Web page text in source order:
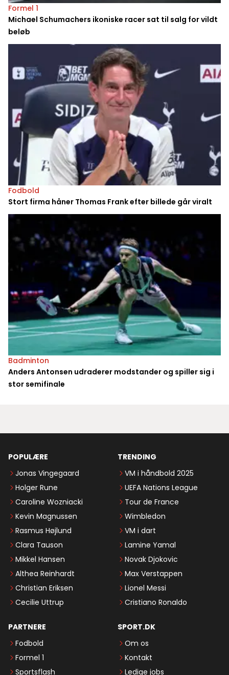
Formel 1
Michael Schumachers ikoniske racer sat til salg for vildt
beløb
Fodbold
Stort firma håner Thomas Frank efter billede går viralt
Badminton
Anders Antonsen udraderer modstander og spiller sig i
stor semifinale
POPULÆRE
Jonas Vingegaard
Holger Rune
Caroline Wozniacki
Kevin Magnussen
Rasmus Højlund
Clara Tauson
Mikkel Hansen
Althea Reinhardt
Christian Eriksen
Cecilie Uttrup
TRENDING
VM i håndbold 2025
UEFA Nations League
Tour de France
Wimbledon
VM i dart
Lamine Yamal
Novak Djokovic
Max Verstappen
Lionel Messi
Cristiano Ronaldo
PARTNERE
Fodbold
Formel 1
Sportsflash
SPORT.DK
Om os
Kontakt
Ledige jobs